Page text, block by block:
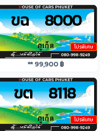
โปรพิเศษ
ขฉ 8000
** 99,900 ฿
โปรพิเศษ
ขต 8118